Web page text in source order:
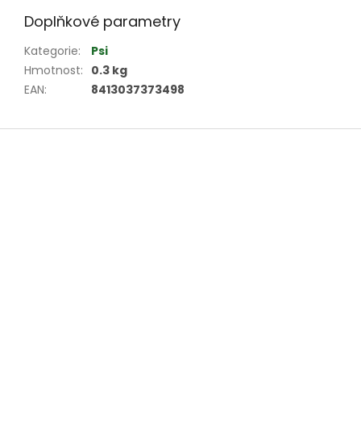
Doplňkové parametry
Kategorie:
Psi
Hmotnost: 0.3 kg
EAN: 8413037373498
Z